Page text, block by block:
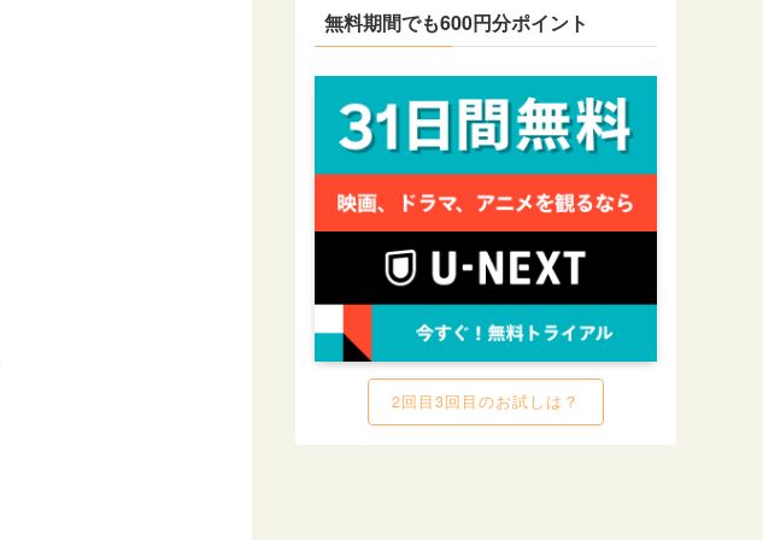
無料期間でも600円分ポイント
2回目3回目のお試しは？